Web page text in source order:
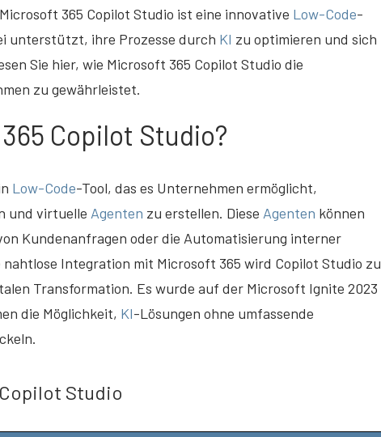
365 Copilot Studio ist eine innovative Low-Code-
unterstützt, ihre Prozesse durch KI zu optimieren und sich
Sie hier, wie Microsoft 365 Copilot Studio die
zu gewährleistet.
Copilot Studio?
Low-Code-Tool, das es Unternehmen ermöglicht,
und virtuelle Agenten zu erstellen. Diese Agenten können
Kundenanfragen oder die Automatisierung interner
Integration mit Microsoft 365 wird Copilot Studio zu
Transformation. Es wurde auf der Microsoft Ignite 2023
die Möglichkeit, KI-Lösungen ohne umfassende
Studio